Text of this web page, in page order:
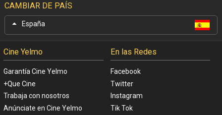
CAMBIAR DE PAÍS
España
Cine Yelmo
Garantía Cine Yelmo
+Que Cine
Trabaja con nosotros
Anúnciate en Cine Yelmo
En las Redes
Facebook
Twitter
Instagram
Tik Tok